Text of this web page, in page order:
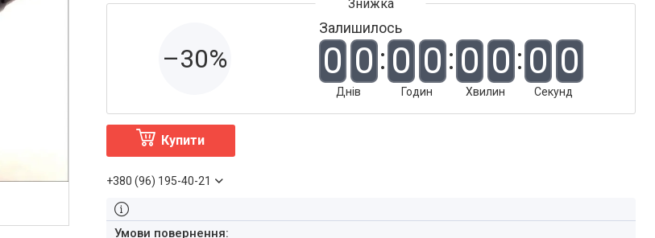
–30%
Залишилось
0 0
Днів
0 0
Годин
0 0
Хвилин
0 0
Секунд
Купити
+380 (96) 195-40-21